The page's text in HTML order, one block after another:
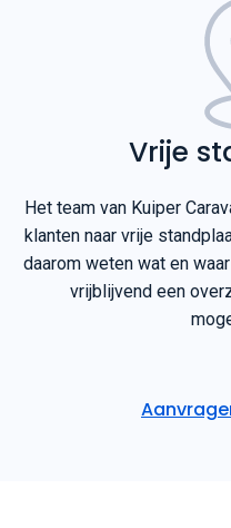
Vrije
Het team van Kuiper
klanten naar vrije
daarom weten wat en
vrijblijvend een